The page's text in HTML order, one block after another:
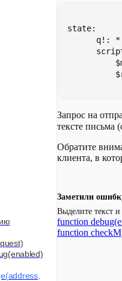
state:
        q!: *
Запрос на
тексте письма
Обратите
клиента, в
Заметили
Выделите текст
function
function